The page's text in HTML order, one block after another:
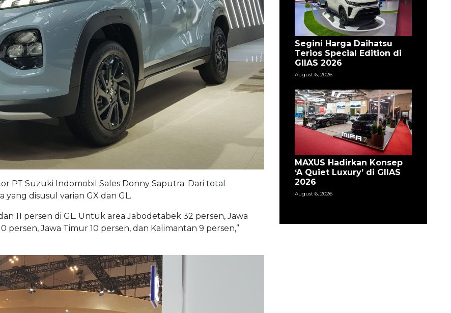
PT Suzuki Indomobil Sales Donny Saputra. Dari total
disusul varian GX dan GL.
11 persen di GL. Untuk area Jabodetabek 32 persen, Jawa
persen, Jawa Timur 10 persen, dan Kalimantan 9 persen,”
Segini Harga Daihatsu
Terios Special Edition di
GIIAS 2026
August 6, 2026
MAXUS Hadirkan Konsep
‘A Quiet Luxury’ di GIIAS
2026
August 6, 2026